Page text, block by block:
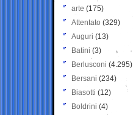
arte (175)
Attentato (329)
Auguri (13)
Batini (3)
Berlusconi (4.295)
Bersani (234)
Biasotti (12)
Boldrini (4)